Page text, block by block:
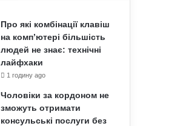
Про які комбінації клавіш
на комп’ютері більшість
людей не знає: технічні
лайфхаки
1 годину ago
Чоловіки за кордоном не
зможуть отримати
консульські послуги без